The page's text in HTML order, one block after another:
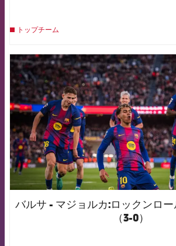
トップチーム
FCB
バルサ - マジョルカ:ロックンロ
（3-0）